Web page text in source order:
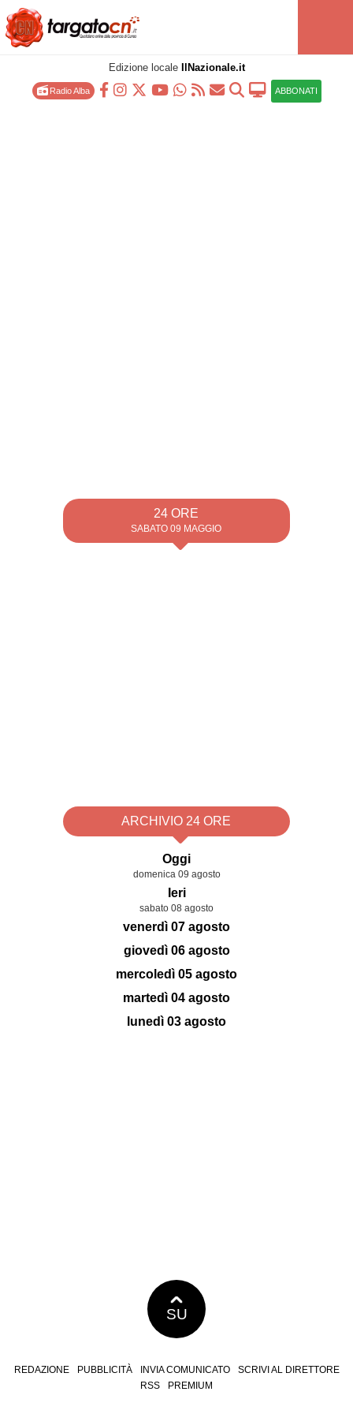
Edizione locale IlNazionale.it
Radio Alba ABBONATI
24 ORE
SABATO 09 MAGGIO
ARCHIVIO 24 ORE
Oggi
domenica 09 agosto
Ieri
sabato 08 agosto
venerdì 07 agosto
giovedì 06 agosto
mercoledì 05 agosto
martedì 04 agosto
lunedì 03 agosto
SU
REDAZIONE PUBBLICITÀ INVIA COMUNICATO
SCRIVI AL DIRETTORE
RSS
PREMIUM